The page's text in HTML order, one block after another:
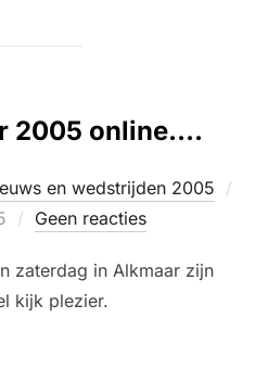
2005 online….
en wedstrijden 2005
Geen reacties
zaterdag in Alkmaar zijn
kijk plezier.